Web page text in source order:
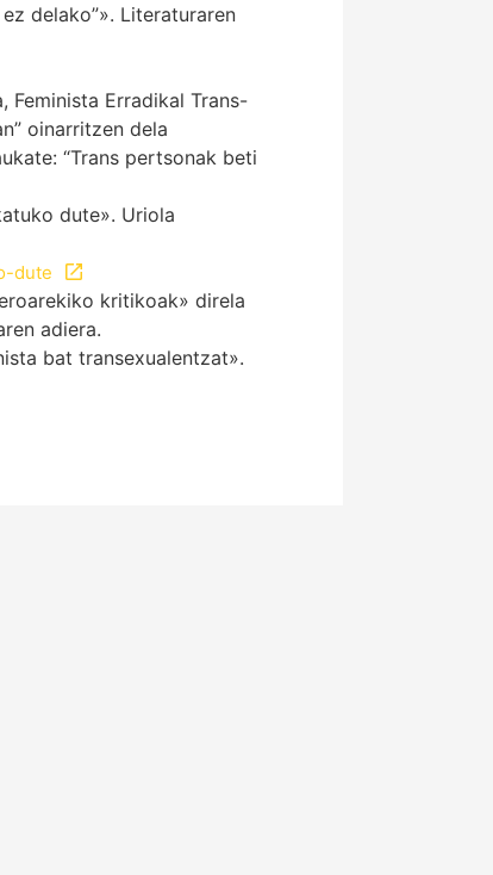
delako”». Literaturaren
Feminista Erradikal Trans-
oinarritzen dela
“Trans pertsonak beti
dute». Uriola
dute
kritikoak» direla
adiera.
bat transexualentzat».